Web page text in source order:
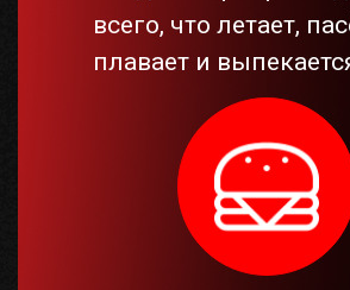
всего, что летает,
плавает и